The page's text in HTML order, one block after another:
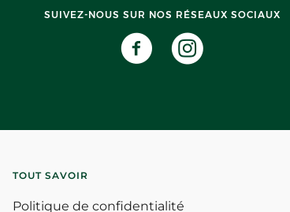
SUIVEZ-NOUS SUR NOS RÉSEAUX SOCIAUX
TOUT SAVOIR
Politique de confidentialité